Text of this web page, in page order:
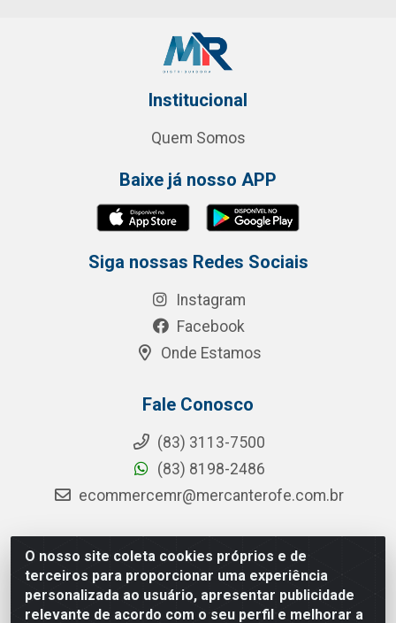
O nosso site coleta cookies próprios e de
terceiros para proporcionar uma experiência
personalizada ao usuário, apresentar publicidade
relevante de acordo com o seu perfil e melhorar a
Institucional
Quem Somos
Baixe já nosso APP
Siga nossas Redes Sociais
Instagram
Facebook
Onde Estamos
Fale Conosco
(83) 3113-7500
(83) 8198-2486
ecommercemr@mercanterofe.com.br
MR Distribuidora - Rua Hortêncio Ribeiro de Luna, 3777 -
Distrito Industrial, João Pessoa/PB - CEP 58081-400 -
CNPJ 35.428.312/0001-85